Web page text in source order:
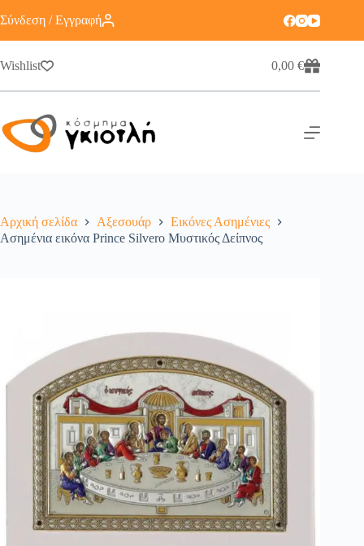
Σύνδεση / Εγγραφή
Wishlist 0,00€
Αρχική σελίδα Αξεσουάρ
Εικόνες Ασημένιες
Ασημένια εικόνα Prince Silvero Μυστικός Δείπνος